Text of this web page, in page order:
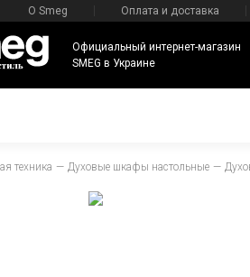
О Smeg Оплата и доставка
Официальный интернет-магазин
SMEG в Украине
техника Духовые шкафы настольные